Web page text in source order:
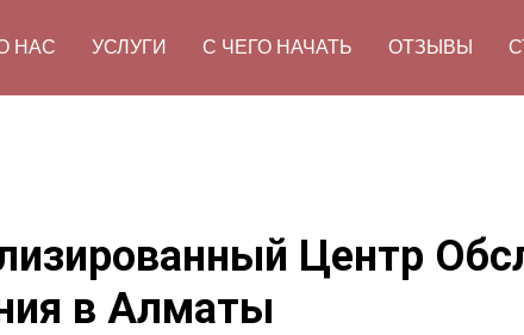
НАС УСЛУГИ С ЧЕГО НАЧАТЬ ОТЗЫВЫ
Центр
в Алматы